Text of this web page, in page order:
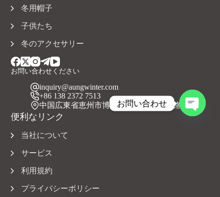
お問い合わせください
inquiry@aungwinter.com
+86 138 2372 7513
中国広東省恵州市博羅県元洲鎮上興五路
便利なリンク
当社について
サービス
利用規約
プライバシーポリシー
冬用帽子
子供たち
冬のアクセサリー
お問い合わせ